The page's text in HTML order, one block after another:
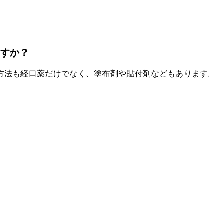
か？
も経口薬だけでなく、塗布剤や貼付剤などもありま